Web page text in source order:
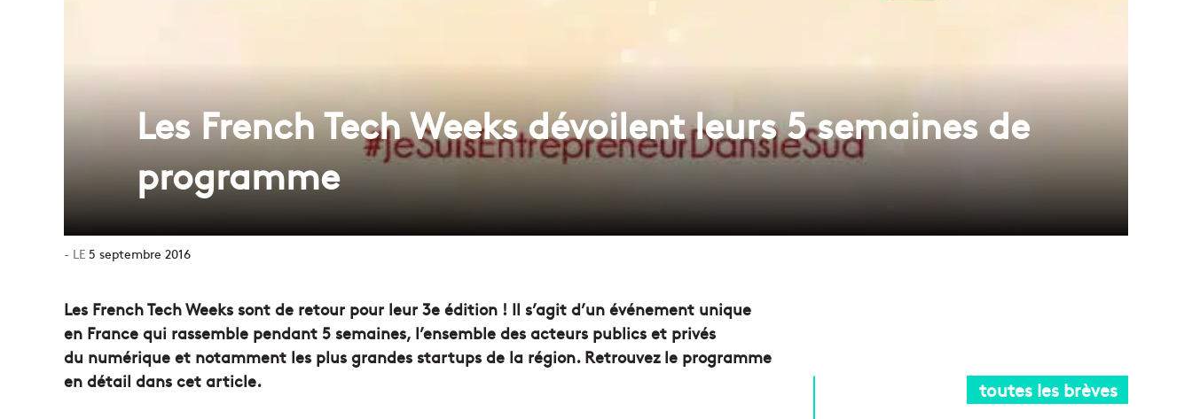
Les French Tech Weeks dévoilent leurs 5 semaines de
programme
5 septembre 2016
Les French Tech Weeks sont de retour pour leur 3e édition ! Il s’agit d’un événement unique
en France qui rassemble pendant 5 semaines, l’ensemble des acteurs publics et privés
du numérique et notamment les plus grandes startups de la région. Retrouvez le programme
en détail dans cet article.
toutes les brèves